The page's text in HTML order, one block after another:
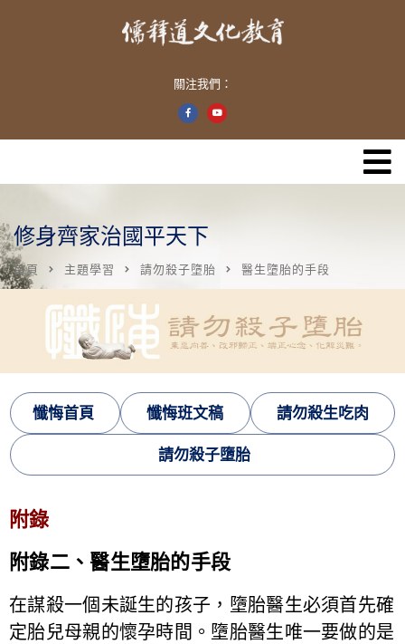
關注我們：
修身齊家治國平天下
首頁 主題學習 請勿殺子墮胎 醫生墮胎的手段
懺悔首頁 懺悔班文稿 請勿殺生吃肉
請勿殺子墮胎
附錄
附錄二、醫生墮胎的手段
在謀殺一個未誕生的孩子，墮胎醫生必須首先確
定胎兒母親的懷孕時間。墮胎醫生唯一要做的是